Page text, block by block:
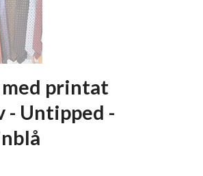
printat
- Untipped -